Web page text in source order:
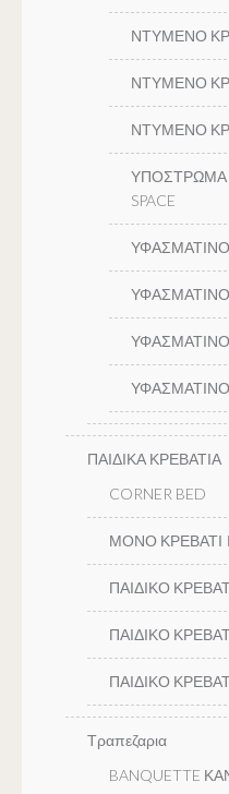
ΝΤΥΜΕΝΟ
ΝΤΥΜΕΝΟ
ΝΤΥΜΕΝΟ
ΥΠΟΣΤΡΩΜΑ
SPACE
ΥΦΑΣΜΑΤΙΝΟ
ΥΦΑΣΜΑΤΙΝΟ
ΥΦΑΣΜΑΤΙΝΟ
ΥΦΑΣΜΑΤΙΝΟ
ΠΑΙΔΙΚΑ ΚΡΕΒΑΤΙΑ
CORNER BED
ΜΟΝΟ ΚΡΕΒΑΤΙ
ΠΑΙΔΙΚΟ
ΠΑΙΔΙΚΟ
ΠΑΙΔΙΚΟ
Τραπεζαρια
BANQUETTE